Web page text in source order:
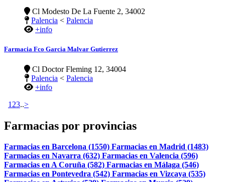
Cl Modesto De La Fuente 2, 34002
Palencia < Palencia
+info
Farmacia Fco Garcia Malvar Gutierrez
Cl Doctor Fleming 12, 34004
Palencia < Palencia
+info
1 23..>
Farmacias por provincias
Farmacias en Barcelona (1550) Farmacias en Madrid (1483)
Farmacias en Navarra (632) Farmacias en Valencia (596)
Farmacias en A Coruña (582) Farmacias en Málaga (546)
Farmacias en Pontevedra (542) Farmacias en Vizcaya (535)